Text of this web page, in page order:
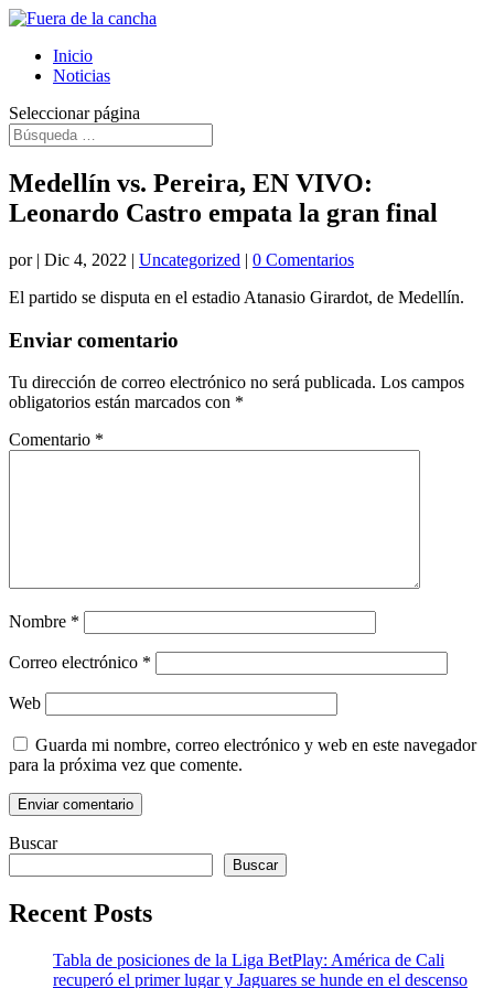
Inicio
Noticias
Seleccionar página
Medellín vs. Pereira, EN VIVO:
Leonardo Castro empata la gran final
por | Dic 4, 2022 | Uncategorized | 0 Comentarios
El partido se disputa en el estadio Atanasio Girardot, de Medellín.
Enviar comentario
Tu dirección de correo electrónico no será publicada. Los campos
obligatorios están marcados con *
Comentario *
Nombre *
Correo electrónico *
Web
Guarda mi nombre, correo electrónico y web en este navegador
para la próxima vez que comente.
Buscar
Buscar
Recent Posts
Tabla de posiciones de la Liga BetPlay: América de Cali
recuperó el primer lugar y Jaguares se hunde en el descenso